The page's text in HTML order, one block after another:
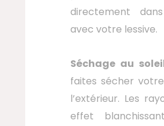
directement
avec votre lessive.
Séchage au
faites sécher
l’extérieur. Les
effet